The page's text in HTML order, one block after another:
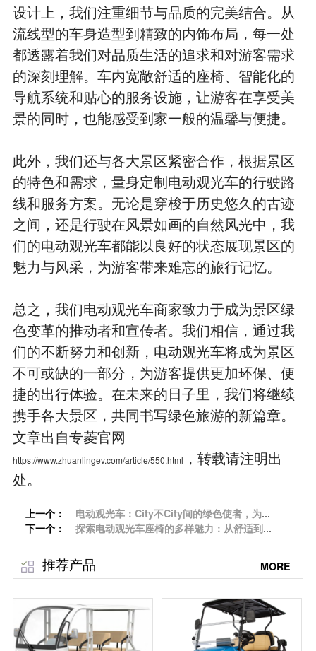
设计上，我们注重细节与品质的完美结合。从
流线型的车身造型到精致的内饰布局，每一处
都透露着我们对品质生活的追求和对游客需求
的深刻理解。车内宽敞舒适的座椅、智能化的
导航系统和贴心的服务设施，让游客在享受美
景的同时，也能感受到家一般的温馨与便捷。
此外，我们还与各大景区紧密合作，根据景区
的特色和需求，量身定制电动观光车的行驶路
线和服务方案。无论是穿梭于历史悠久的古迹
之间，还是行驶在风景如画的自然风光中，我
们的电动观光车都能以良好的状态展现景区的
魅力与风采，为游客带来难忘的旅行记忆。
总之，我们电动观光车商家致力于成为景区绿
色变革的推动者和宣传者。我们相信，通过我
们的不断努力和创新，电动观光车将成为景区
不可或缺的一部分，为游客提供更加环保、便
捷的出行体验。在未来的日子里，我们将继续
携手各大景区，共同书写绿色旅游的新篇章。
文章出自专菱官网
https://www.zhuanlingev.com/article/550.html ，转载请注明出
处。
上一个：
​电动观光车：City不City间的绿色使者，为景
区增添灵动风采「专菱」
下一个：
探索电动观光车座椅的多样魅力：从舒适到奢
推荐产品 MORE